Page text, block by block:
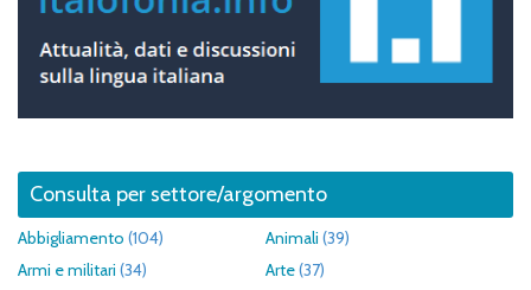
Consulta per settore/argomento
Abbigliamento (104) Animali (39)
Armi e militari (34) Arte(37)